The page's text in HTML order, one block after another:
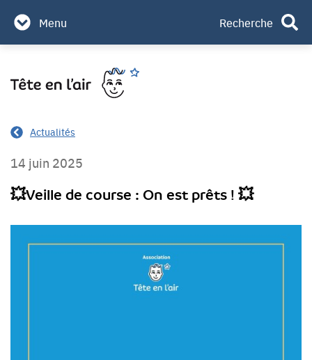
contenu
Menu Recherche
Contact
Actualités
14 juin 2025
💥Veille de course : On est prêts ! 💥